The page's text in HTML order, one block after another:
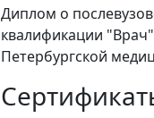
Диплом о
квалификации
Петербургской